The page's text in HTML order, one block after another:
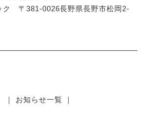
ク 〒381-0026長野県長野市松岡2-
｜ お知らせ一覧 ｜